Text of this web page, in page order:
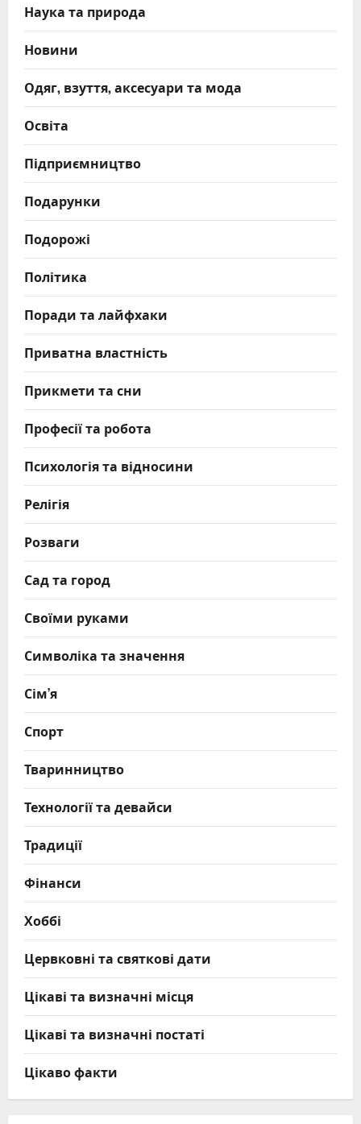
Наука та природа
Новини
Одяг, взуття, аксесуари та мода
Освіта
Підприємництво
Подарунки
Подорожі
Політика
Поради та лайфхаки
Приватна властність
Прикмети та сни
Професії та робота
Психологія та відносини
Релігія
Розваги
Сад та город
Своїми руками
Символіка та значення
Сім’я
Спорт
Тваринництво
Технології та девайси
Традиції
Фінанси
Хоббі
Цервковні та святкові дати
Цікаві та визначні місця
Цікаві та визначні постаті
Цікаво факти